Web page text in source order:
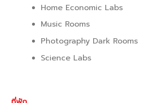
Home Economic Labs
Music Rooms
Photography Dark Rooms
Science Labs